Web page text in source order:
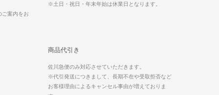
ご案内をお
※土日・祝日・年末年始は休業日となります。
商品代引き
佐川急便のみ対応させていただきます。
※代引発送につきまして、長期不在や受取拒否など
お客様理由によるキャンセル事由が増えておりま